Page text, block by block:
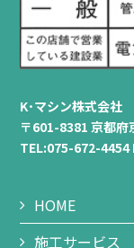
K･マシン株式会社
〒601-8381 京都
TEL:075-672-4454
HOME
施工サービス